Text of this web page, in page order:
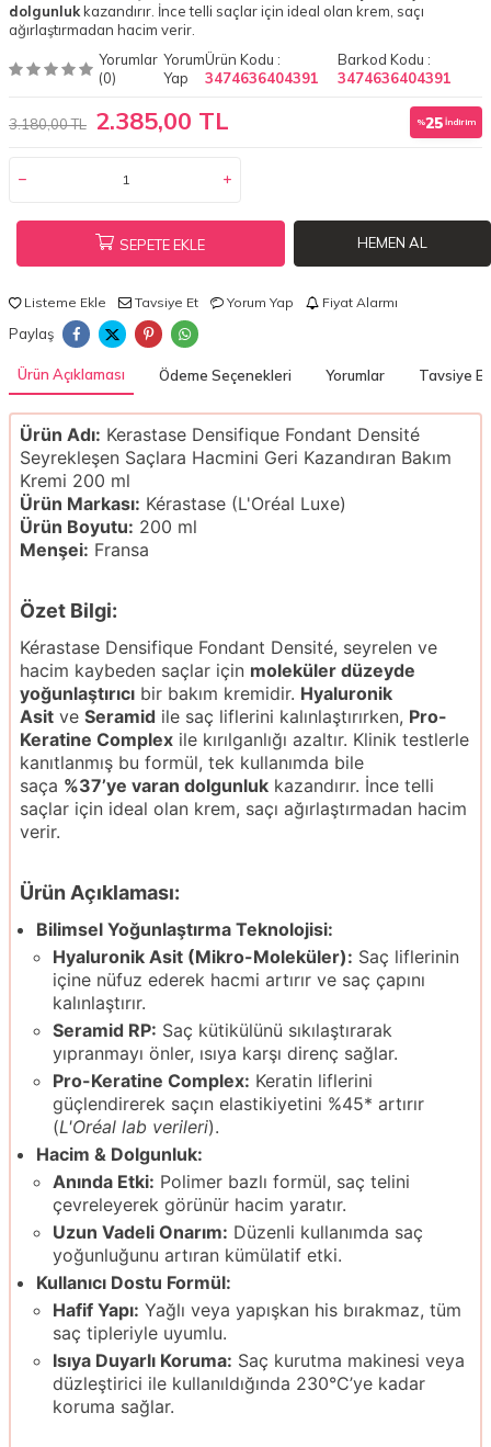
dolgunlukkazandırır. İnce telli saçlar için ideal olan krem, saçı
ağırlaştırmadan hacim verir.
Yorumlar
(0)
Yorum
Yap
Ürün Kodu :
3474636404391
Barkod Kodu :
3474636404391
3.180,00 TL 2.385,00 TL %25 İndirim
SEPETE EKLE HEMEN AL
Listeme Ekle Tavsiye Et Yorum Yap Fiyat Alarmı
Paylaş
Ürün Açıklaması Ödeme Seçenekleri Yorumlar Tavsiye Et
Ürün Adı: Kerastase Densifique Fondant Densité
Seyrekleşen Saçlara Hacmini Geri Kazandıran Bakım
Kremi 200 ml
Ürün Markası: Kérastase (L'Oréal Luxe)
Ürün Boyutu: 200 ml
Menşei: Fransa
Özet Bilgi:
Kérastase Densifique Fondant Densité, seyrelen ve
hacim kaybeden saçlar için moleküler düzeyde
yoğunlaştırıcı bir bakım kremidir. Hyaluronik
Asit ve Seramid ile saç liflerini kalınlaştırırken, Pro-
Keratine Complex ile kırılganlığı azaltır. Klinik testlerle
kanıtlanmış bu formül, tek kullanımda bile
saça %37’ye varan dolgunluk kazandırır. İnce telli
saçlar için ideal olan krem, saçı ağırlaştırmadan hacim
verir.
Ürün Açıklaması:
Bilimsel Yoğunlaştırma Teknolojisi:
Hyaluronik Asit (Mikro-Moleküler): Saç liflerinin
içine nüfuz ederek hacmi artırır ve saç çapını
kalınlaştırır.
Seramid RP: Saç kütikülünü sıkılaştırarak
yıpranmayı önler, ısıya karşı direnç sağlar.
Pro-Keratine Complex: Keratin liflerini
güçlendirerek saçın elastikiyetini %45* artırır
(L'Oréal lab verileri).
Hacim & Dolgunluk:
Anında Etki: Polimer bazlı formül, saç telini
çevreleyerek görünür hacim yaratır.
Uzun Vadeli Onarım: Düzenli kullanımda saç
yoğunluğunu artıran kümülatif etki.
Kullanıcı Dostu Formül:
Hafif Yapı: Yağlı veya yapışkan his bırakmaz, tüm
saç tipleriyle uyumlu.
Isıya Duyarlı Koruma: Saç kurutma makinesi veya
düzleştirici ile kullanıldığında 230°C’ye kadar
koruma sağlar.